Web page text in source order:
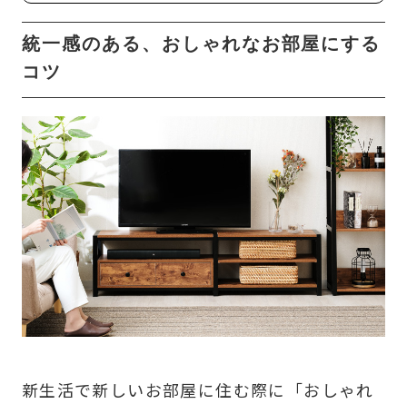
統一感のある、おしゃれなお部屋にする
コツ
新生活で新しいお部屋に住む際に「おしゃれ